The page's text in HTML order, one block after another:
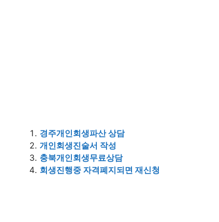
경주개인회생파산 상담
개인회생진술서 작성
충북개인회생무료상담
회생진행중 자격폐지되면 재신청